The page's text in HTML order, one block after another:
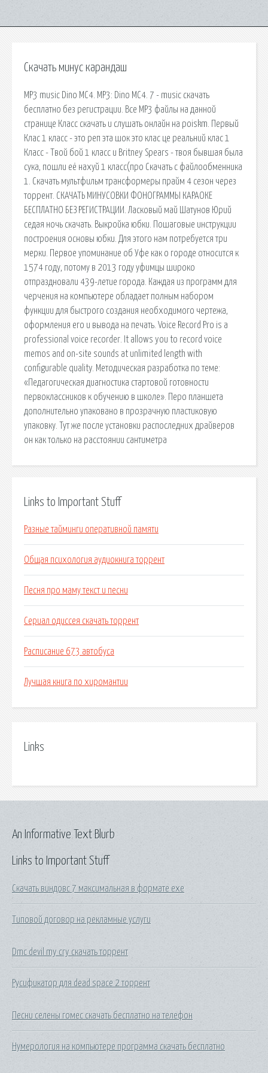
Скачать минус карандаш
MP3 music Dino MC4. MP3: Dino MC4. 7 - music скачать
бесплатно без регистрации. Все MP3 файлы на данной
странице Класс скачать и слушать онлайн на poiskm. Первый
Клас 1 класс - это реп эта шок это клас це реальний клас 1
Класс - Твой бой 1 класс и Britney Spears - твоя бывшая была
сука, пошли её нахуй 1 класс(про Скачать с файлообменника
1. Скачать мультфильм трансформеры прайм 4 сезон через
торрент. СКАЧАТЬ МИНУСОВКИ ФОНОГРАММЫ КАРАОКЕ
БЕСПЛАТНО БЕЗ РЕГИСТРАЦИИ. Ласковый май Шатунов Юрий
седая ночь скачать. Выкройка юбки. Пошаговые инструкции
построения основы юбки. Для этого нам потребуется три
мерки. Первое упоминание об Уфе как о городе относится к
1574 году, потому в 2013 году уфимцы широко
отпраздновали 439-летие города. Каждая из программ для
черчения на компьютере обладает полным набором
функции для быстрого создания необходимого чертежа,
оформления его и вывода на печать. Voice Record Pro is a
professional voice recorder. It allows you to record voice
memos and on-site sounds at unlimited length with
configurable quality. Методическая разработка по теме:
«Педагогическая диагностика стартовой готовности
первоклассников к обучению в школе». Перо планшета
дополнительно упаковано в прозрачную пластиковую
упаковку. Тут же после установки распоследних драйверов
он как только на расстоянии сантиметра
Links to Important Stuff
Разные тайминги оперативной памяти
Общая психология аудиокнига торрент
Песня про маму текст и песни
Сериал одиссея скачать торрент
Расписание 673 автобуса
Лучшая книга по хиромантии
Links
Links to Important Stuff
Скачать виндовс 7 максимальная в формате exe
Типовой договор на рекламные услуги
Dmc devil my cry скачать торрент
Русификатор для dead space 2 торрент
Песни селены гомес скачать бесплатно на телефон
Нумерология на компьютере программа скачать бесплатно
An Informative Text Blurb